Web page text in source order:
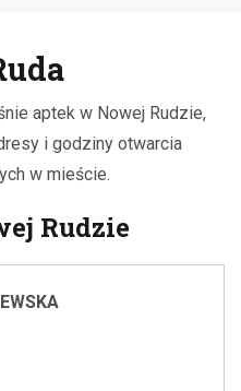
aptek w Nowej Rudzie,
i godziny otwarcia
w mieście.
Rudzie